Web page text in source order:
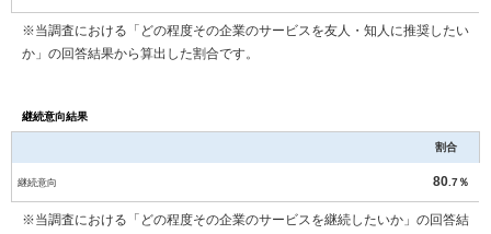
※当調査における「どの程度その企業のサービスを友人・知人に推奨したい
か」の回答結果から算出した割合です。
継続意向結果
割合
継続意向 80 .7％
※当調査における「どの程度その企業のサービスを継続したいか」の回答結